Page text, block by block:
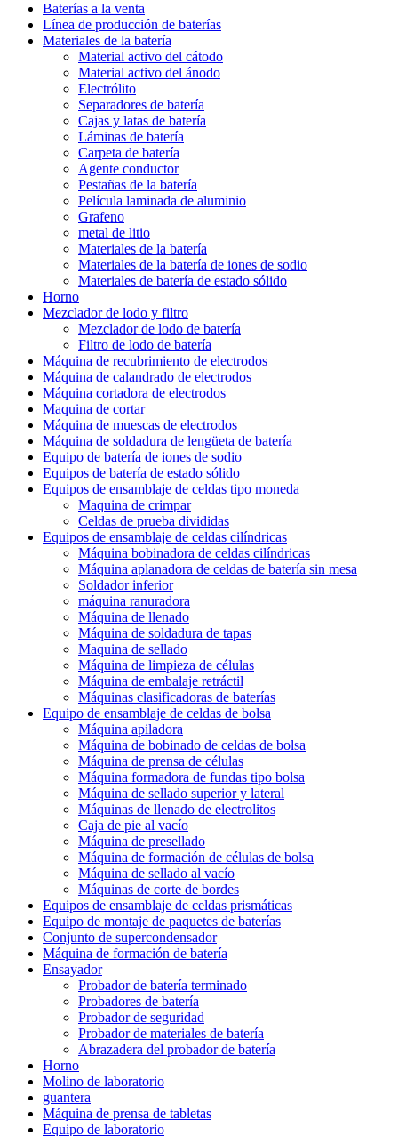
Baterías a la venta
Línea de producción de baterías
Materiales de la batería
Material activo del cátodo
Material activo del ánodo
Electrólito
Separadores de batería
Cajas y latas de batería
Láminas de batería
Carpeta de batería
Agente conductor
Pestañas de la batería
Película laminada de aluminio
Grafeno
metal de litio
Materiales de la batería
Materiales de la batería de iones de sodio
Materiales de batería de estado sólido
Horno
Mezclador de lodo y filtro
Mezclador de lodo de batería
Filtro de lodo de batería
Máquina de recubrimiento de electrodos
Máquina de calandrado de electrodos
Máquina cortadora de electrodos
Maquina de cortar
Máquina de muescas de electrodos
Máquina de soldadura de lengüeta de batería
Equipo de batería de iones de sodio
Equipos de batería de estado sólido
Equipos de ensamblaje de celdas tipo moneda
Maquina de crimpar
Celdas de prueba divididas
Equipos de ensamblaje de celdas cilíndricas
Máquina bobinadora de celdas cilíndricas
Máquina aplanadora de celdas de batería sin mesa
Soldador inferior
máquina ranuradora
Máquina de llenado
Máquina de soldadura de tapas
Maquina de sellado
Máquina de limpieza de células
Máquina de embalaje retráctil
Máquinas clasificadoras de baterías
Equipo de ensamblaje de celdas de bolsa
Máquina apiladora
Máquina de bobinado de celdas de bolsa
Máquina de prensa de células
Máquina formadora de fundas tipo bolsa
Máquina de sellado superior y lateral
Máquinas de llenado de electrolitos
Caja de pie al vacío
Máquina de presellado
Máquina de formación de células de bolsa
Máquina de sellado al vacío
Máquinas de corte de bordes
Equipos de ensamblaje de celdas prismáticas
Equipo de montaje de paquetes de baterías
Conjunto de supercondensador
Máquina de formación de batería
Ensayador
Probador de batería terminado
Probadores de batería
Probador de seguridad
Probador de materiales de batería
Abrazadera del probador de batería
Horno
Molino de laboratorio
guantera
Máquina de prensa de tabletas
Equipo de laboratorio